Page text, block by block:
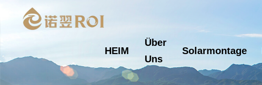
HEIM
Über
Uns
Solarmontage